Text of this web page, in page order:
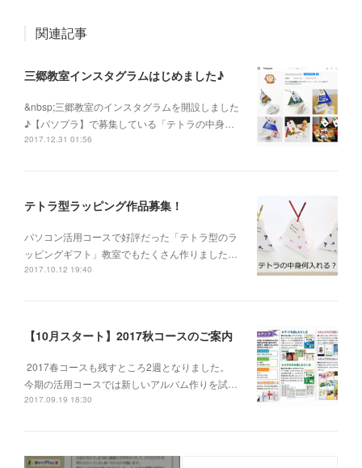
関連記事
三郷教室インスタグラムはじめました♪
&nbsp;三郷教室のインスタグラムを開設しました
♪【パソプラ】で募集している「テトラの中身…
2017.12.31 01:56
テトラ型ラッピング作品募集！
パソコン活用コースで好評だった「テトラ型のラ
ッピングギフト」教室でもたくさん作りました…
2017.10.12 19:40
【10月スタート】2017秋コースのご案内
2017春コースも残すところ2週となりました。
今期の活用コースでは新しいアルバム作りを試…
2017.09.19 18:30